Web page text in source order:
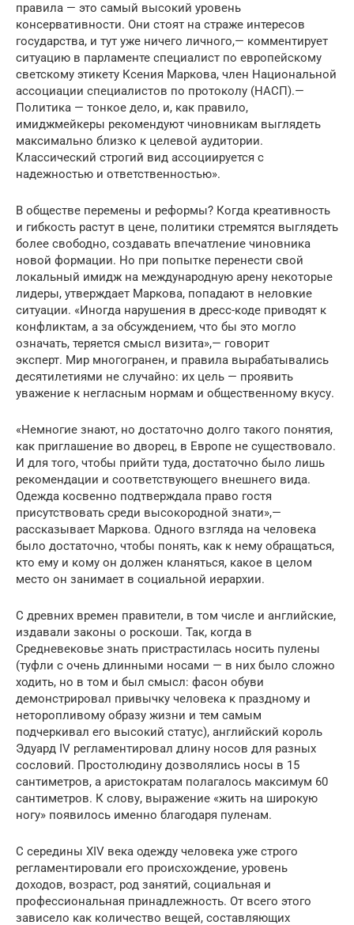
правила — это самый высокий уровень
консервативности. Они стоят на страже интересов
государства, и тут уже ничего личного,— комментирует
ситуацию в парламенте специалист по европейскому
светскому этикету Ксения Маркова, член Национальной
ассоциации специалистов по протоколу (НАСП).—
Политика — тонкое дело, и, как правило,
имиджмейкеры рекомендуют чиновникам выглядеть
максимально близко к целевой аудитории.
Классический строгий вид ассоциируется с
надежностью и ответственностью».
В обществе перемены и реформы? Когда креативность
и гибкость растут в цене, политики стремятся выглядеть
более свободно, создавать впечатление чиновника
новой формации. Но при попытке перенести свой
локальный имидж на международную арену некоторые
лидеры, утверждает Маркова, попадают в неловкие
ситуации. «Иногда нарушения в дресс-коде приводят к
конфликтам, а за обсуждением, что бы это могло
означать, теряется смысл визита»,— говорит
эксперт. Мир многогранен, и правила вырабатывались
десятилетиями не случайно: их цель — проявить
уважение к негласным нормам и общественному вкусу.
«Немногие знают, но достаточно долго такого понятия,
как приглашение во дворец, в Европе не существовало.
И для того, чтобы прийти туда, достаточно было лишь
рекомендации и соответствующего внешнего вида.
Одежда косвенно подтверждала право гостя
присутствовать среди высокородной знати»,—
рассказывает Маркова. Одного взгляда на человека
было достаточно, чтобы понять, как к нему обращаться,
кто ему и кому он должен кланяться, какое в целом
место он занимает в социальной иерархии.
С древних времен правители, в том числе и английские,
издавали законы о роскоши. Так, когда в
Средневековье знать пристрастилась носить пулены
(туфли с очень длинными носами — в них было сложно
ходить, но в том и был смысл: фасон обуви
демонстрировал привычку человека к праздному и
неторопливому образу жизни и тем самым
подчеркивал его высокий статус), английский король
Эдуард IV регламентировал длину носов для разных
сословий. Простолюдину дозволялись носы в 15
сантиметров, а аристократам полагалось максимум 60
сантиметров. К слову, выражение «жить на широкую
ногу» появилось именно благодаря пуленам.
С середины ХIV века одежду человека уже строго
регламентировали его происхождение, уровень
доходов, возраст, род занятий, социальная и
профессиональная принадлежность. От всего этого
зависело как количество вещей, составляющих